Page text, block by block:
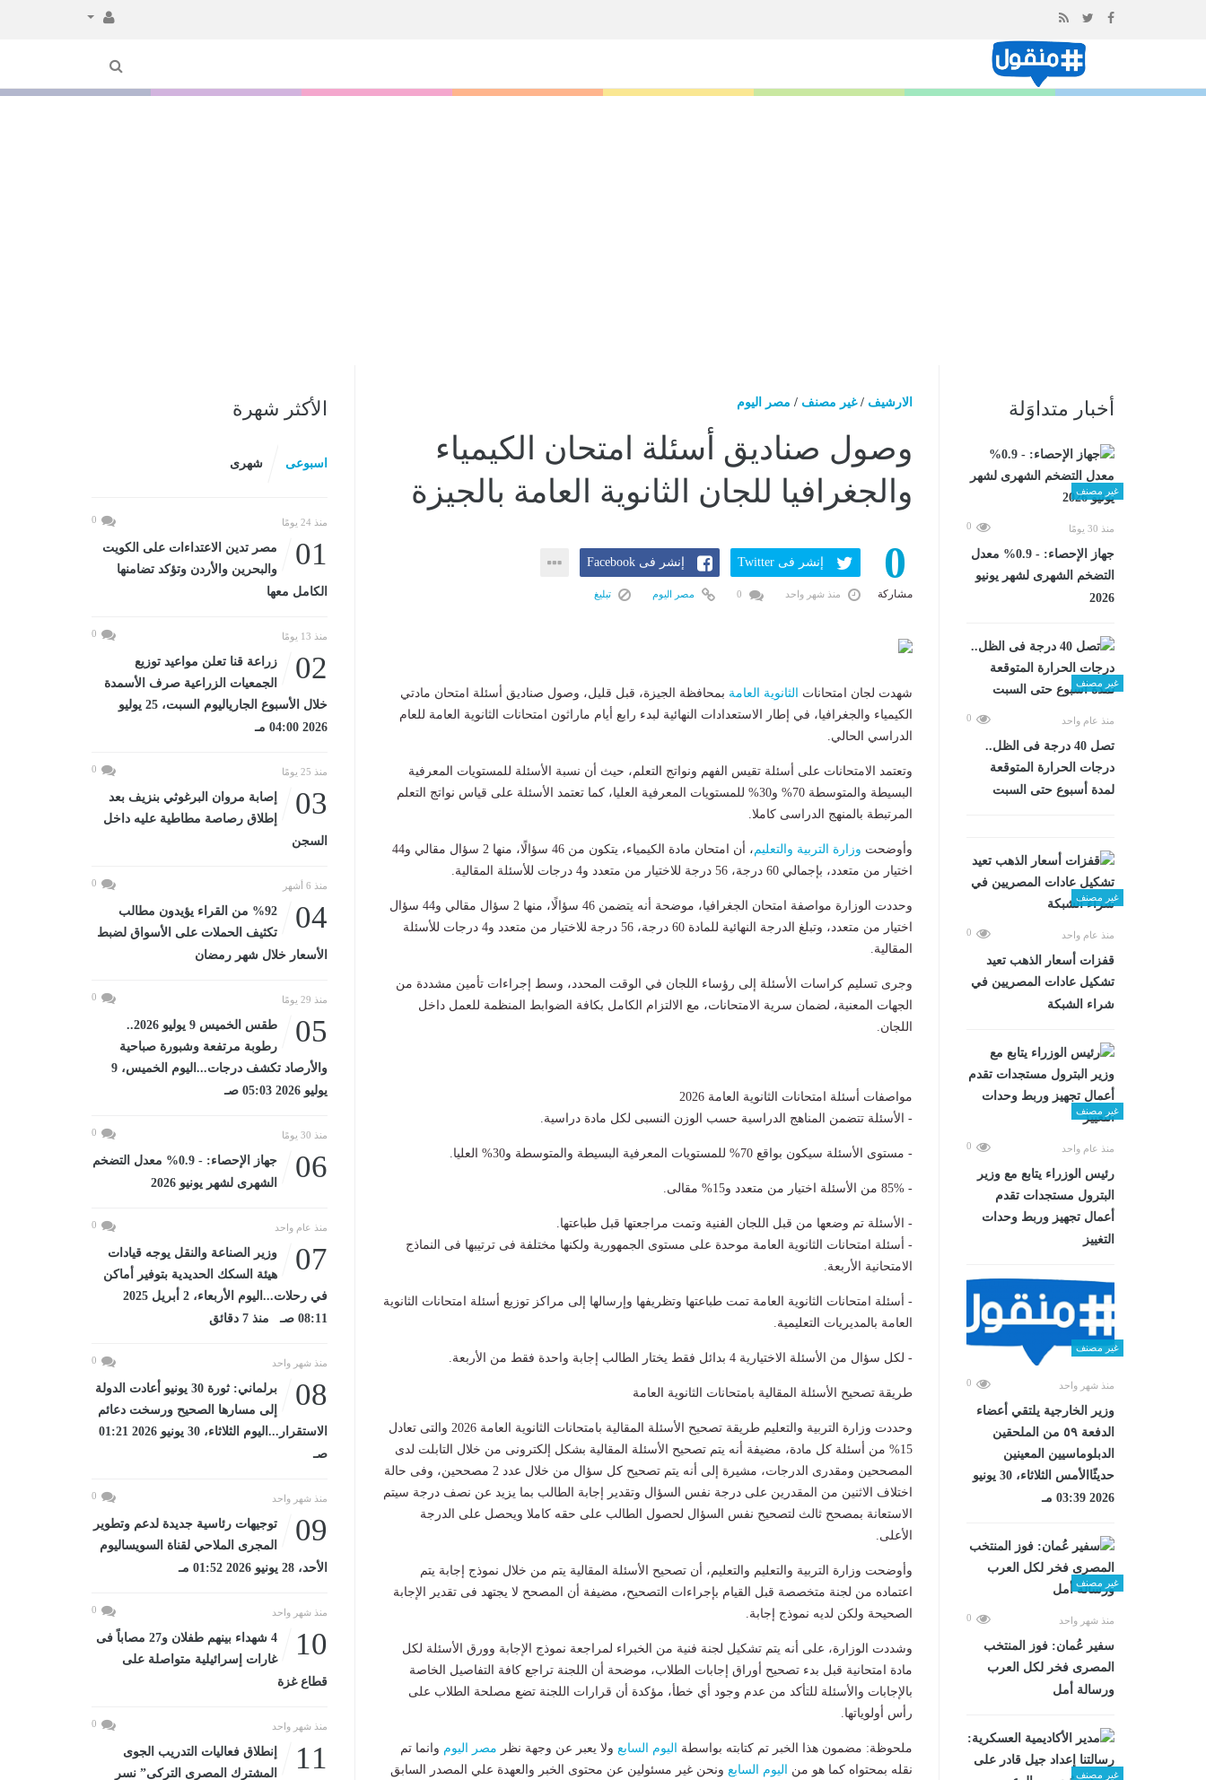
المحتوى
أخبار متداوَلة
غير مصنف
منذ 30 يومًا 0
جهاز الإحصاء: - 0.9% معدل
التضخم الشهرى لشهر يونيو
2026
غير مصنف
منذ عام واحد 0
تصل 40 درجة فى الظل..
درجات الحرارة المتوقعة
لمدة أسبوع حتى السبت
غير مصنف
منذ عام واحد 0
قفزات أسعار الذهب تعيد
تشكيل عادات المصريين في
شراء الشبكة
غير مصنف
منذ عام واحد 0
رئيس الوزراء يتابع مع وزير
البترول مستجدات تقدم
أعمال تجهيز وربط وحدات
التغييز
غير مصنف
منذ شهر واحد 0
وزير الخارجية يلتقي أعضاء
الدفعة ٥٩ من الملحقين
الدبلوماسيين المعينين
حديثًاالأمس الثلاثاء، 30 يونيو
2026 03:39 مـ
غير مصنف
منذ شهر واحد 0
سفير عُمان: فوز المنتخب
المصرى فخر لكل العرب
ورسالة أمل
غير مصنف
الارشيف /غير مصنف / مصر اليوم
وصول صناديق أسئلة امتحان الكيمياء
والجغرافيا للجان الثانوية العامة بالجيزة
0
مشاركة
إنشر فى Twitter إنشر فى Facebook
منذ شهر واحد مصر اليوم تبليغ
شهدت لجان امتحانات الثانوية العامة بمحافظة الجيزة، قبل قليل، وصول صناديق أسئلة امتحان مادتي
الكيمياء والجغرافيا، في إطار الاستعدادات النهائية لبدء رابع أيام ماراثون امتحانات الثانوية العامة للعام
الدراسي الحالي.
وتعتمد الامتحانات على أسئلة تقيس الفهم ونواتج التعلم، حيث أن نسبة الأسئلة للمستويات المعرفية
البسيطة والمتوسطة 70% و30% للمستويات المعرفية العليا، كما تعتمد الأسئلة على قياس نواتج التعلم
المرتبطة بالمنهج الدراسى كاملا.
وأوضحت وزارة التربية والتعليم
، أن امتحان مادة الكيمياء، يتكون من 46 سؤالًا، منها 2 سؤال مقالي و44
اختيار من متعدد، بإجمالي 60 درجة، 56 درجة للاختيار من متعدد و4 درجات للأسئلة المقالية.
وحددت الوزارة مواصفة امتحان الجغرافيا، موضحة أنه يتضمن 46 سؤالًا، منها 2 سؤال مقالي و44 سؤال
اختيار من متعدد، وتبلغ الدرجة النهائية للمادة 60 درجة، 56 درجة للاختيار من متعدد و4 درجات للأسئلة
المقالية.
وجرى تسليم كراسات الأسئلة إلى رؤساء اللجان في الوقت المحدد، وسط إجراءات تأمين مشددة من
الجهات المعنية، لضمان سرية الامتحانات، مع الالتزام الكامل بكافة الضوابط المنظمة للعمل داخل
اللجان.
مواصفات أسئلة امتحانات الثانوية العامة 2026
- الأسئلة تتضمن المناهج الدراسية حسب الوزن النسبى لكل مادة دراسية.
- مستوى الأسئلة سيكون بواقع 70% للمستويات المعرفية البسيطة والمتوسطة و30% العليا.
- 85% من الأسئلة اختيار من متعدد و15% مقالى.
- الأسئلة تم وضعها من قبل اللجان الفنية وتمت مراجعتها قبل طباعتها.
- أسئلة امتحانات الثانوية العامة موحدة على مستوى الجمهورية ولكنها مختلفة فى ترتيبها فى النماذج
الامتحانية الأربعة.
- أسئلة امتحانات الثانوية العامة تمت طباعتها وتظريفها وإرسالها إلى مراكز توزيع أسئلة امتحانات الثانوية
العامة بالمديريات التعليمية.
- لكل سؤال من الأسئلة الاختيارية 4 بدائل فقط يختار الطالب إجابة واحدة فقط من الأربعة.
طريقة تصحيح الأسئلة المقالية بامتحانات الثانوية العامة
وحددت وزارة التربية والتعليم طريقة تصحيح الأسئلة المقالية بامتحانات الثانوية العامة 2026 والتى تعادل
15% من أسئلة كل مادة، مضيفة أنه يتم تصحيح الأسئلة المقالية بشكل إلكترونى من خلال التابلت لدى
المصححين ومقدرى الدرجات، مشيرة إلى أنه يتم تصحيح كل سؤال من خلال عدد 2 مصححين، وفى حالة
اختلاف الاثنين من المقدرين على درجة نفس السؤال وتقدير إجابة الطالب بما يزيد عن نصف درجة سيتم
الاستعانة بمصحح ثالث لتصحيح نفس السؤال لحصول الطالب على حقه كاملا ويحصل على الدرجة
الأعلى.
وأوضحت وزارة التربية والتعليم والتعليم، أن تصحيح الأسئلة المقالية يتم من خلال نموذج إجابة يتم
اعتماده من لجنة متخصصة قبل القيام بإجراءات التصحيح، مضيفة أن المصحح لا يجتهد فى تقدير الإجابة
الصحيحة ولكن لديه نموذج إجابة.
وشددت الوزارة، على أنه يتم تشكيل لجنة فنية من الخبراء لمراجعة نموذج الإجابة وورق الأسئلة لكل
مادة امتحانية قبل بدء تصحيح أوراق إجابات الطلاب، موضحة أن اللجنة تراجع كافة التفاصيل الخاصة
بالإجابات والأسئلة للتأكد من عدم وجود أي خطأ، مؤكدة أن قرارات اللجنة تضع مصلحة الطلاب على
رأس أولوياتها.
ملحوظة: مضمون هذا الخبر تم كتابته بواسطة اليوم السابع ولا يعبر عن وجهة نظر مصر اليوم وانما تم
نقله بمحتواه كما هو من
اليوم السابع ونحن غير مسئولين عن محتوى الخبر والعهدة علي المصدر السابق
الأكثر شهرة
اسبوعى شهرى
منذ 24 يومًا 0
01
مصر تدين الاعتداءات على الكويت
والبحرين والأردن وتؤكد تضامنها
الكامل معها
منذ 13 يومًا 0
02
زراعة قنا تعلن مواعيد توزيع
الجمعيات الزراعية صرف الأسمدة
خلال الأسبوع الجارياليوم السبت، 25 يوليو
2026 04:00 مـ
منذ 25 يومًا 0
03
إصابة مروان البرغوثي بنزيف بعد
إطلاق رصاصة مطاطية عليه داخل
السجن
منذ 6 أشهر 0
04
%92 من القراء يؤيدون مطالب
تكثيف الحملات على الأسواق لضبط
الأسعار خلال شهر رمضان
منذ 29 يومًا 0
05
طقس الخميس 9 يوليو 2026..
رطوبة مرتفعة وشبورة صباحية
والأرصاد تكشف درجات...اليوم الخميس، 9
يوليو 2026 05:03 صـ
منذ 30 يومًا 0
06
جهاز الإحصاء: - 0.9% معدل التضخم
الشهرى لشهر يونيو 2026
منذ عام واحد 0
07
وزير الصناعة والنقل يوجه قيادات
هيئة السكك الحديدية بتوفير أماكن
في رحلات...اليوم الأربعاء، 2 أبريل 2025
08:11 صـ منذ 7 دقائق
منذ شهر واحد 0
08
برلماني: ثورة 30 يونيو أعادت الدولة
إلى مسارها الصحيح ورسخت دعائم
الاستقرار...اليوم الثلاثاء، 30 يونيو 2026 01:21
صـ
منذ شهر واحد 0
09
توجيهات رئاسية جديدة لدعم وتطوير
المجرى الملاحي لقناة السويساليوم
الأحد، 28 يونيو 2026 01:52 مـ
منذ شهر واحد 0
10
4 شهداء بينهم طفلان و27 مصاباً فى
غارات إسرائيلية متواصلة على
قطاع غزة
منذ شهر واحد 0
11
إنطلاق فعاليات التدريب الجوى
المشترك المصرى التركى” نسر